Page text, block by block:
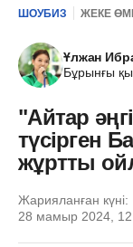
ШОУБИЗ ЖЕКЕ
Ұлжан
Бұрынғы
"Айтар
түсірген
жұртты
Жарияланған күні:
28 мамыр 2024,